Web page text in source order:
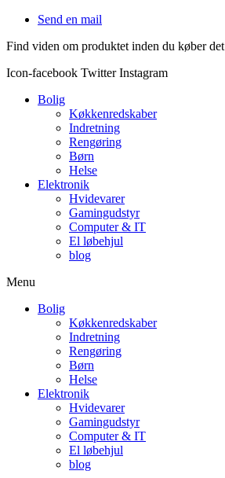
Videre
indhold
Send en mail
Find viden om produktet inden du køber det
Icon-facebook Twitter Instagram
Bolig
Køkkenredskaber
Indretning
Rengøring
Børn
Helse
Elektronik
Hvidevarer
Gamingudstyr
Computer & IT
El løbehjul
blog
Menu
Bolig
Køkkenredskaber
Indretning
Rengøring
Børn
Helse
Elektronik
Hvidevarer
Gamingudstyr
Computer & IT
El løbehjul
blog